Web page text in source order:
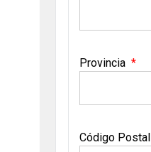
Provincia
Código Postal